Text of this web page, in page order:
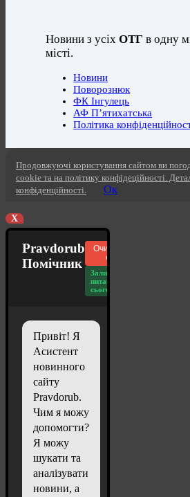
Новини з усіхОТГ в одну
місті.
Новини
Поворознюк
ФК Інгулець
АФ П’ятихатська
Політика
Продовжуючі користування сайтом ви
cookie та на політику конфідеційності.
конфіденційності.
Ок
X
Pravdorub
Помічник
Очистити
чат
Залишилось
питань
сьогодні: 20
Привіт! Я
Асистент
новинного
сайту
Pravdorub.
Чим я можу
допомогти?
Я можу
шукати та
аналізувати
новини, а